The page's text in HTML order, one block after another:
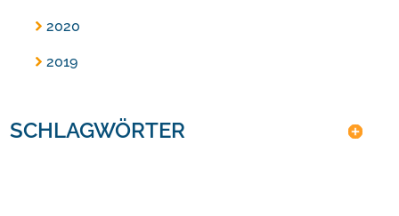
2020
2019
SCHLAGWÖRTER